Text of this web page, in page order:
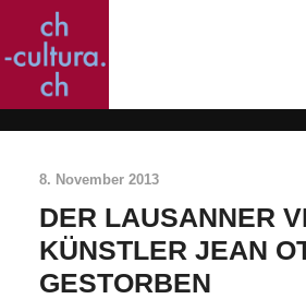
8. November 2013
DER LAUSANNER
KÜNSTLER JEAN
GESTORBEN